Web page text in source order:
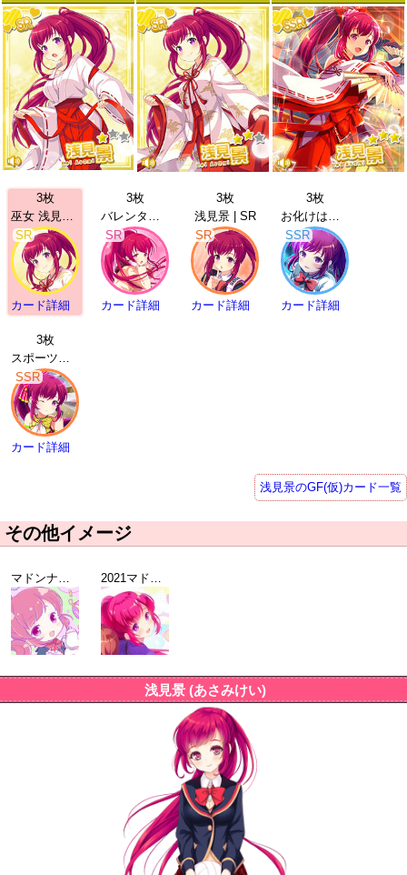
3枚
巫女 浅見景 | SR
SR
カード詳細
3枚
バレンタイン 浅見景 | SR
SR
カード詳細
3枚
浅見景 | SR
SR
カード詳細
3枚
お化けは苦手 浅見景 | SSR
SSR
カード詳細
3枚
スポーツバイト 浅見景 | SSR
SSR
カード詳細
浅見景のGF(仮)カード一覧
その他イメージ
マドンナ選抜総選挙2019 TOP10ガールオリジナル壁紙 2021マドンナ選抜総選挙記念壁紙
浅見景 (あさみけい)